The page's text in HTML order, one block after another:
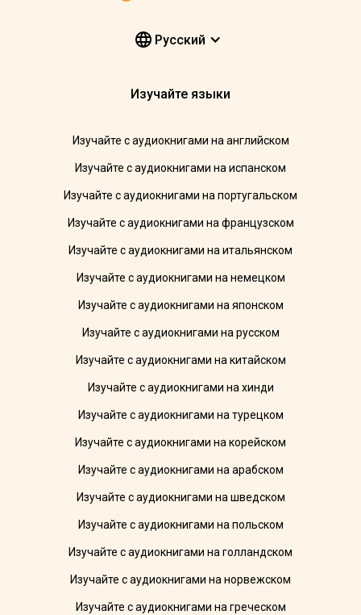
Pусский
Изучайте языки
Изучайте с аудиокнигами на английском
Изучайте с аудиокнигами на испанском
Изучайте с аудиокнигами на португальском
Изучайте с аудиокнигами на французском
Изучайте с аудиокнигами на итальянском
Изучайте с аудиокнигами на немецком
Изучайте с аудиокнигами на японском
Изучайте с аудиокнигами на русском
Изучайте с аудиокнигами на китайском
Изучайте с аудиокнигами на хинди
Изучайте с аудиокнигами на турецком
Изучайте с аудиокнигами на корейском
Изучайте с аудиокнигами на арабском
Изучайте с аудиокнигами на шведском
Изучайте с аудиокнигами на польском
Изучайте с аудиокнигами на голландском
Изучайте с аудиокнигами на норвежском
Изучайте с аудиокнигами на греческом